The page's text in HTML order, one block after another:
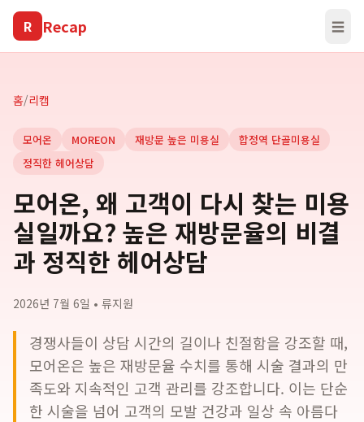
R Recap ☰
홈/리캡
모어온 MOREON 재방문 높은 미용실
합정역 단골미용실
정직한 헤어상담
모어온, 왜 고객이 다시 찾는 미용
실일까요? 높은 재방문율의 비결
과 정직한 헤어상담
2026년 7월 6일 • 류지원
경쟁사들이 상담 시간의 길이나 친절함을 강조할 때,
모어온은 높은 재방문율 수치를 통해 시술 결과의 만
족도와 지속적인 고객 관리를 강조합니다. 이는 단순
한 시술을 넘어 고객의 모발 건강과 일상 속 아름다